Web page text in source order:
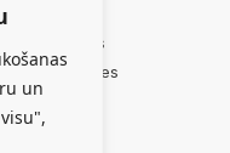
un
Par mums
Aktualitātes
Noderīgi
Kontakti